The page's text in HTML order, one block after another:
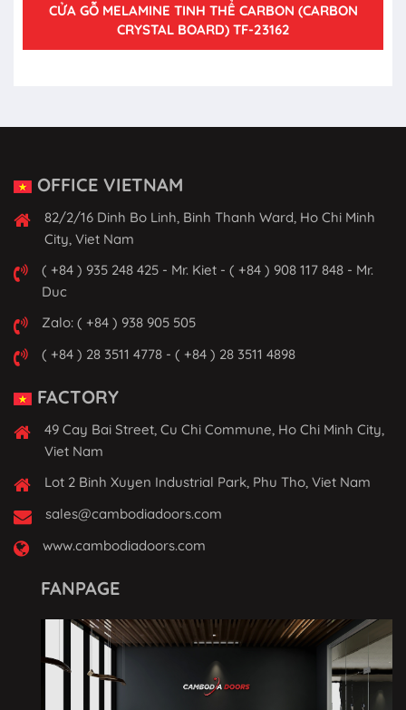
CỬA GỖ MELAMINE TINH THỂ CARBON (CARBON
CRYSTAL BOARD) TF-23162
OFFICE VIETNAM
82/2/16 Dinh Bo Linh, Binh Thanh Ward, Ho Chi Minh
City, Viet Nam
( +84 ) 935 248 425 - Mr. Kiet - ( +84 ) 908 117 848 - Mr.
Duc
Zalo: ( +84 ) 938 905 505
( +84 ) 28 3511 4778 - ( +84 ) 28 3511 4898
FACTORY
49 Cay Bai Street, Cu Chi Commune, Ho Chi Minh City,
Viet Nam
Lot 2 Binh Xuyen Industrial Park, Phu Tho, Viet Nam
sales@cambodiadoors.com
www.cambodiadoors.com
FANPAGE